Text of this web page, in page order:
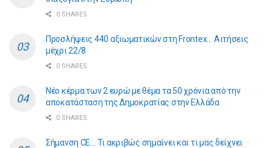
0 SHARES
Προσλήψεις 440 αξιωματικών στη Frontex… Αιτήσεις
μέχρι 22/8
0 SHARES
Νέο κέρμα των 2 ευρώ με θέμα τα 50 χρόνια από την
αποκατάσταση της Δημοκρατίας στην Ελλάδα
0 SHARES
Σήμανση CE… Τι ακριβώς σημαίνει και τι μας δείχνει